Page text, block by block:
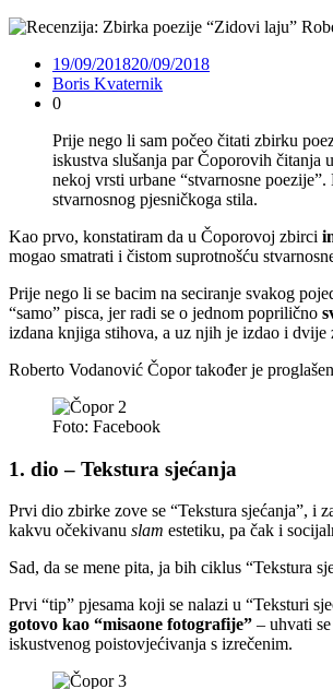
19/09/201820/09/2018
Boris Kvaternik
0
Prije nego li sam počeo čitati zbirku
iskustva slušanja par Čoporovih čitanja
nekoj vrsti urbane “stvarnosne
stvarnosnog pjesničkoga stila.
Kao prvo, konstatiram da u Čoporovoj zbirci
mogao smatrati i čistom suprotnošću
Prije nego li se bacim na seciranje svakog
“samo” pisca, jer radi se o jednom poprilično
izdana knjiga stihova, a uz njih je izdao i dvije
Roberto Vodanović Čopor također je proglašen
Foto: Facebook
1. dio – Tekstura sjećanja
Prvi dio zbirke zove se “Tekstura sjećanja”, i
kakvu očekivanu slam estetiku, pa čak i
Sad, da se mene pita, ja bih ciklus “Tekstura
Prvi “tip” pjesama koji se nalazi u “Teksturi
gotovo kao “misaone fotografije” – uhvati
iskustvenog poistovjećivanja s izrečenim.